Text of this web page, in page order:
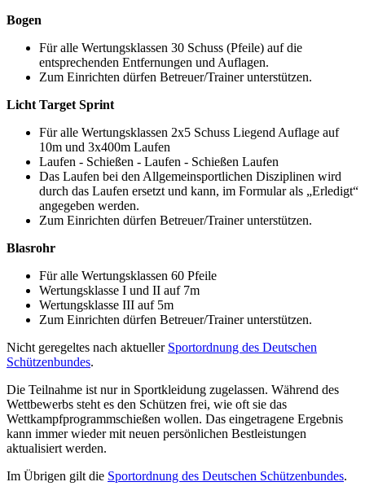
Bogen
Für alle Wertungsklassen 30 Schuss (Pfeile) auf die
entsprechenden Entfernungen und Auflagen.
Zum Einrichten dürfen Betreuer/Trainer unterstützen.
Licht Target Sprint
Für alle Wertungsklassen 2x5 Schuss Liegend Auflage auf
10m und 3x400m Laufen
Laufen - Schießen - Laufen - Schießen Laufen
Das Laufen bei den Allgemeinsportlichen Disziplinen wird
durch das Laufen ersetzt und kann, im Formular als „Erledigt“
angegeben werden.
Zum Einrichten dürfen Betreuer/Trainer unterstützen.
Blasrohr
Für alle Wertungsklassen 60 Pfeile
Wertungsklasse I und II auf 7m
Wertungsklasse III auf 5m
Zum Einrichten dürfen Betreuer/Trainer unterstützen.
Nicht geregeltes nach aktueller Sportordnung des Deutschen
Schützenbundes.
Die Teilnahme ist nur in Sportkleidung zugelassen. Während des
Wettbewerbs steht es den Schützen frei, wie oft sie das
Wettkampfprogrammschießen wollen. Das eingetragene Ergebnis
kann immer wieder mit neuen persönlichen Bestleistungen
aktualisiert werden.
Im Übrigen gilt die Sportordnung des Deutschen Schützenbundes.